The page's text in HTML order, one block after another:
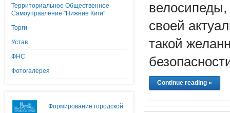
Территориальное Общественное
Самоуправление "Нижние Киги"
Торги
Устав
ФНС
Фотогалерея
Формирование городской
велосипеды,
своей
такой
Continue reading »